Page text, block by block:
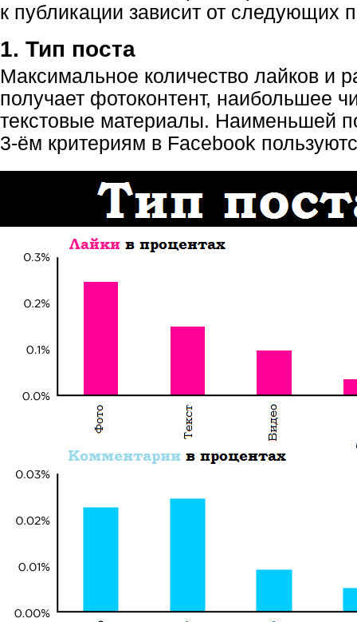
к публикации зависит от следующих
1. Тип поста
Максимальное количество лайков и
получает фотоконтент, наибольшее
текстовые материалы. Наименьшей
3-ём критериям в Facebook